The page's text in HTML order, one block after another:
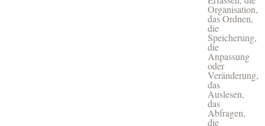
Organisation,
das Ordnen,
die
Speicherung,
die
Anpassung
oder
Veränderung,
das
Auslesen,
das
Abfragen,
die